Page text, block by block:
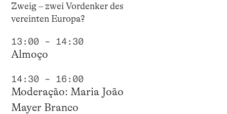
Zweig – zwei Vordenker des
vereinten Europa?
13:00 – 14:30
Almoço
14:30 – 16:00
Moderação: Maria João
Mayer Branco